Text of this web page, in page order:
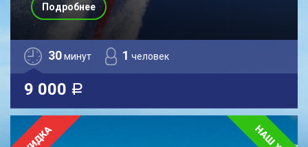
30минут 1 человек
9 000 a
Подробнее